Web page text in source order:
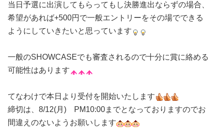
当日予選に出演してもらってもし決勝進出ならずの場合、
希望があれば+500円で一般エントリーをその場でできる
ようにしていきたいと思っています
一般のSHOWCASEでも審査されるので十分に賞に絡める
可能性はあります
てなわけで本日より受付を開始いたします
締切は、8/12(月) PM10:00までとなっておりますのでお
間違えのないようお願いします